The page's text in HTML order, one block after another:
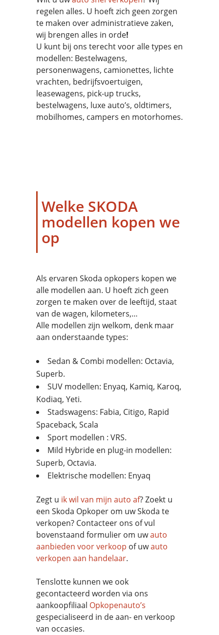
regelen alles. U hoeft zich geen zorgen
te maken over administratieve zaken,
wij brengen alles in orde!
U kunt bij ons terecht voor alle types en
modellen: Bestelwagens,
personenwagens, camionettes, lichte
vrachten, bedrijfsvoertuigen,
leasewagens, pick-up trucks,
bestelwagens, luxe auto’s, oldtimers,
mobilhomes, campers en motorhomes.
Welke SKODA
modellen kopen we
op
Als ervaren Skoda opkopers kopen we
alle modellen aan. U hoeft zich geen
zorgen te maken over de leeftijd, staat
van de wagen, kilometers,…
Alle modellen zijn welkom, denk maar
aan onderstaande types:
Sedan & Combi modellen: Octavia,
Superb.
SUV modellen: Enyaq, Kamiq, Karoq,
Kodiaq, Yeti.
Stadswagens: Fabia, Citigo, Rapid
Spaceback, Scala
Sport modellen : VRS.
Mild Hybride en plug-in modellen:
Superb, Octavia.
Elektrische modellen: Enyaq
Zegt u ik wil van mijn auto af? Zoekt u
een Skoda Opkoper om uw Skoda te
verkopen? Contacteer ons of vul
bovenstaand formulier om uwauto
aanbieden voor verkoop of uwauto
verkopen aan handelaar.
Tenslotte kunnen we ook
gecontacteerd worden via ons
aankoopfiliaal Opkopenauto’s
gespecialiseerd in de aan- en verkoop
van occasies.